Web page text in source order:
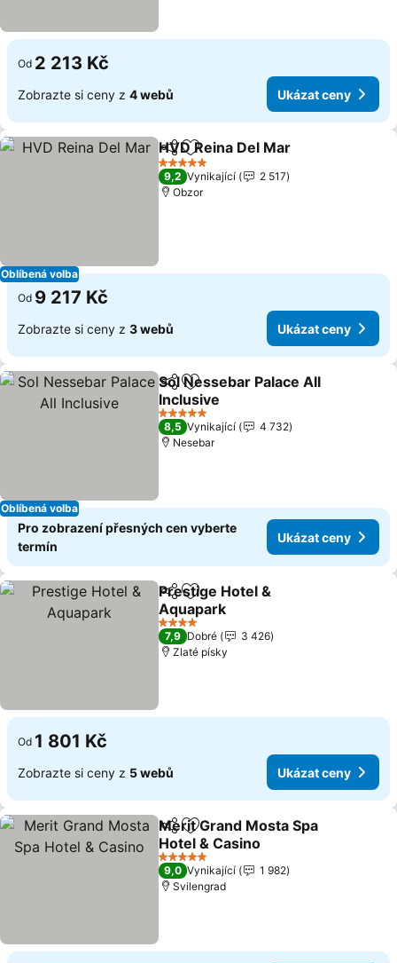
Od 2 213 Kč
Zobrazte si ceny z 4 webů Ukázat ceny
Oblíbená volba
SdíletPřidat na seznam oblíbených
HVD Reina Del Mar
5 Počet hvězdiček
9,2 Vynikající
2 517
Obzor
Od 9 217 Kč
Zobrazte si ceny z 3 webů Ukázat ceny
Oblíbená volba
SdíletPřidat na seznam oblíbených
Sol Nessebar Palace All
Inclusive
5 Počet hvězdiček
8,5 Vynikající
4 732
Nesebar
Pro zobrazení přesných cen vyberte
termín
Ukázat ceny
SdíletPřidat na seznam oblíbených
Prestige Hotel &
Aquapark
4 Počet hvězdiček
7,9 Dobré
3 426
Zlaté písky
Od 1 801 Kč
Zobrazte si ceny z 5 webů Ukázat ceny
SdíletPřidat na seznam oblíbených
Merit Grand Mosta Spa
Hotel & Casino
5 Počet hvězdiček
9,0 Vynikající
1 982
Svilengrad